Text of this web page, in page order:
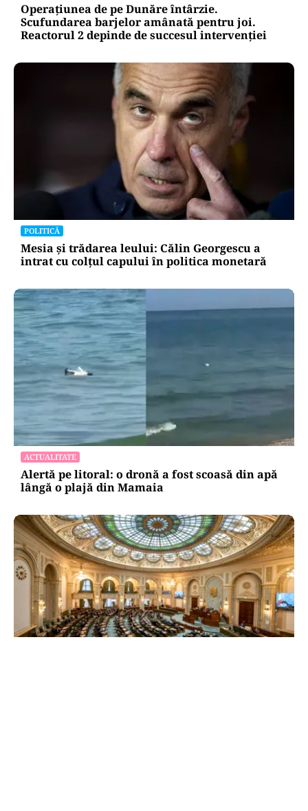
Operațiunea de pe Dunăre întârzie.
Scufundarea barjelor amânată pentru joi.
Reactorul 2 depinde de succesul intervenției
POLITICĂ
Mesia și trădarea leului: Călin Georgescu a
intrat cu colțul capului în politica monetară
ACTUALITATE
Alertă pe litoral: o dronă a fost scoasă din apă
lângă o plajă din Mamaia